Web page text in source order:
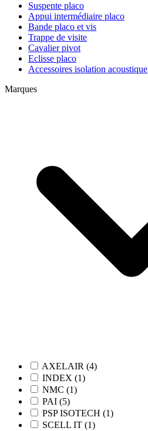
Suspente placo
Appui intermédiaire placo
Bande placo et vis
Trappe de visite
Cavalier pivot
Eclisse placo
Accessoires isolation acoustique
Marques
AXELAIR (4)
INDEX (1)
NMC (1)
PAI (5)
PSP ISOTECH (1)
SCELL IT (1)